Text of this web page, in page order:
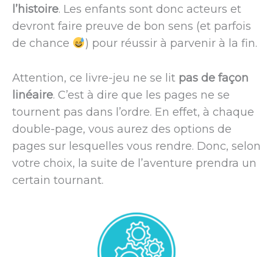
l’histoire. Les enfants sont donc acteurs et
devront faire preuve de bon sens (et parfois
de chance
) pour réussir à parvenir à la fin.
Attention, ce livre-jeu ne se lit pas de façon
linéaire. C’est à dire que les pages ne se
tournent pas dans l’ordre. En effet, à chaque
double-page, vous aurez des options de
pages sur lesquelles vous rendre. Donc, selon
votre choix, la suite de l’aventure prendra un
certain tournant.